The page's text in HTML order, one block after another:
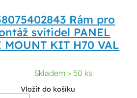
Rám pro
svítidel PANEL
MOUNT KIT H70 VAL
Skladem > 50 ks
Vložit do košíku